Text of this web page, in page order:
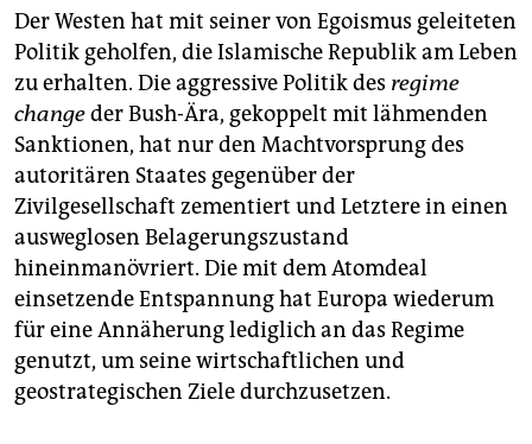
Der Westen hat mit seiner von Egoismus geleiteten
Politik geholfen, die Islamische Repu­blik am Leben
zu erhalten. Die aggressive Politik des regime
changeder Bush-Ära, gekoppelt mit lähmenden
Sanktionen, hat nur den Machtvorsprung des
autoritären Staates gegenüber der
Zivilgesellschaft zementiert und Letztere in einen
ausweg­losen Belagerungszustand
hineinmanövriert. Die mit dem Atomdeal
einsetzende Entspannung hat Europa wiederum
für eine Annäherung lediglich an das Regime
genutzt, um seine wirtschaftlichen und
geostrategischen Ziele durchzusetzen.